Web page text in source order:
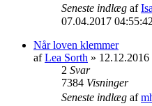
Seneste indlæg af
07.04.2017 04:55:42
Når loven klemmer
afLea Sorth »
2 Svar
7384 Visninger
Seneste indlæg af